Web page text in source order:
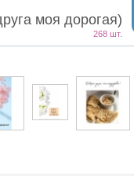
моя дорогая)
268 шт.